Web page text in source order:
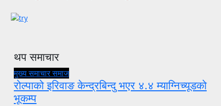
थप समाचार
मुख्य समाचारसमाज
रोल्पाको इरिवाङ केन्द्रबिन्दु भएर ४.४ म्याग्निच्यूडको
भूकम्प